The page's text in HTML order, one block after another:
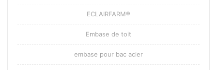
ECLAIRFARM®
Embase de toit
embase pour bac acier